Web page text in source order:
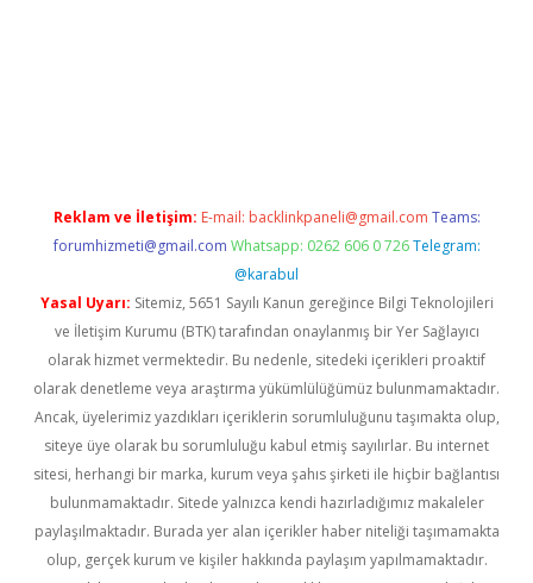
Reklam ve İletişim: E-mail: backlinkpaneli@gmail.com Teams:
forumhizmeti@gmail.com Whatsapp: 0262 606 0 726 Telegram:
@karabul
Yasal Uyarı: Sitemiz, 5651 Sayılı Kanun gereğince Bilgi Teknolojileri
ve İletişim Kurumu (BTK) tarafından onaylanmış bir Yer Sağlayıcı
olarak hizmet vermektedir. Bu nedenle, sitedeki içerikleri proaktif
olarak denetleme veya araştırma yükümlülüğümüz bulunmamaktadır.
Ancak, üyelerimiz yazdıkları içeriklerin sorumluluğunu taşımakta olup,
siteye üye olarak bu sorumluluğu kabul etmiş sayılırlar. Bu internet
sitesi, herhangi bir marka, kurum veya şahıs şirketi ile hiçbir bağlantısı
bulunmamaktadır. Sitede yalnızca kendi hazırladığımız makaleler
paylaşılmaktadır. Burada yer alan içerikler haber niteliği taşımamakta
olup, gerçek kurum ve kişiler hakkında paylaşım yapılmamaktadır.